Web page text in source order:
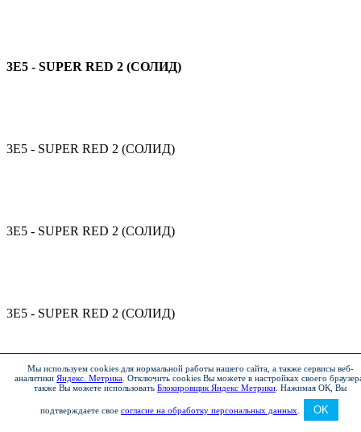
3E5 - SUPER RED 2 (СОЛИД)
3E5 - SUPER RED 2 (СОЛИД)
3E5 - SUPER RED 2 (СОЛИД)
3E5 - SUPER RED 2 (СОЛИД)
8S1 - LIGHT BLUE, LIGHT BLUE MICA, FROST BLUE
Мы используем cookies для нормальной работы нашего сайта, а также сервисы веб-
аналитики Яндекс. Метрика Отключить cookies Вы можете в настройках своего
также Вы можете использовать Блокировщик Яндекс Метрики Нажимая ОК, Вы
подтверждаете свое согласие на обработку персональных данных OK